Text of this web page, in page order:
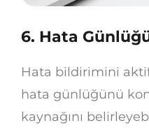
6. Hata
Hata bildirimini
hata günlüğünü
kaynağını